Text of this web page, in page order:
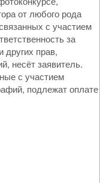
от любого рода
с участием
за
других прав,
несёт заявитель.
с участием
подлежат оплате